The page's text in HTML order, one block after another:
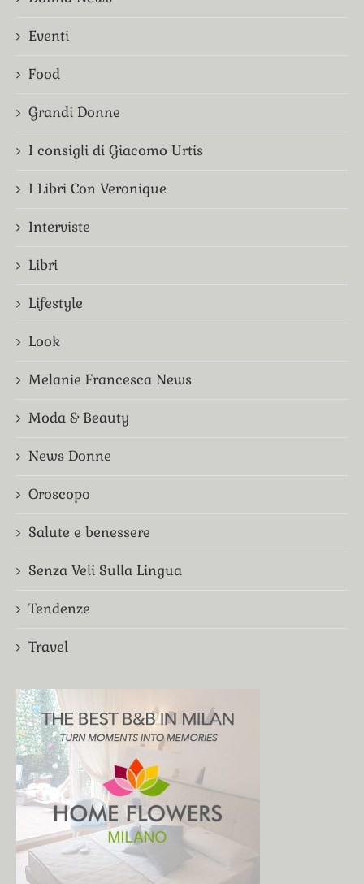
Eventi
Food
Grandi Donne
I consigli di Giacomo Urtis
I Libri Con Veronique
Interviste
Libri
Lifestyle
Look
Melanie Francesca News
Moda & Beauty
News Donne
Oroscopo
Salute e benessere
Senza Veli Sulla Lingua
Tendenze
Travel